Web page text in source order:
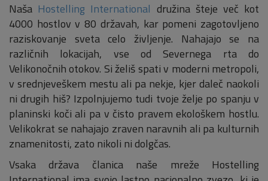
Naša Hostelling International družina šteje več kot
4000 hostlov v 80 državah, kar pomeni zagotovljeno
raziskovanje sveta celo življenje. Nahajajo se na
različnih lokacijah, vse od Severnega rta do
Velikonočnih otokov. Si želiš spati v moderni metropoli,
v srednjeveškem mestu ali pa nekje, kjer daleč naokoli
ni drugih hiš? Izpolnjujemo tudi tvoje želje po spanju v
planinski koči ali pa v čisto pravem ekološkem hostlu.
Velikokrat se nahajajo zraven naravnih ali pa kulturnih
znamenitosti, zato nikoli ni dolgčas.
Vsaka država članica naše mreže Hostelling